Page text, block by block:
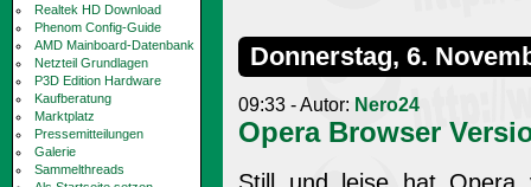
Realtek HD Download
Phenom Config-Guide
AMD Mainboard-Datenbank
Netzteil Grundlagen
P3D Edition Hardware
Kaufberatung
Marktplatz
Pressemitteilungen
Galerie
Sammelthreads
Donnerstag, 6.
09:33 - Autor: Nero24
Opera Browser